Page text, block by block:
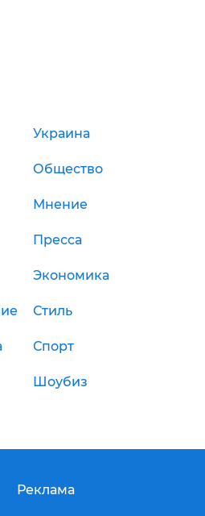
Украина
Общество
Мнение
Пресса
Экономика
Стиль
Спорт
Шоубиз
Реклама